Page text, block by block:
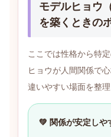
モデルヒョウ
を築くときの
ここでは性格から特
ヒョウが人間関係で
違いやすい場面を整理
💚 関係が安定しや